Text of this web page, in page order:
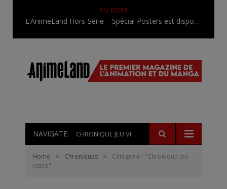
EN BREF
L’AnimeLand Hors-Série – Spécial Posters est disponible !
NAVIGATE: CHRONIQUE JEU VIDÉO
Home » Chroniques »
Catégorie : "Chronique jeu
vidéo"